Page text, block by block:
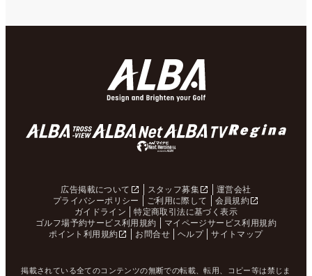
広告掲載について スタッフ募集
運営会社
プライバシーポリシー
ご利用に際して
会員規約
ガイドライン
特定商取引法に基づく表示
ゴルフ場予約サービス利用規約
マイページサービス利用規約
ポイント利用規約
お問合せ ヘルプ サイトマップ
掲載されている全てのコンテンツの無断での転載、転用、コピー等は禁じま